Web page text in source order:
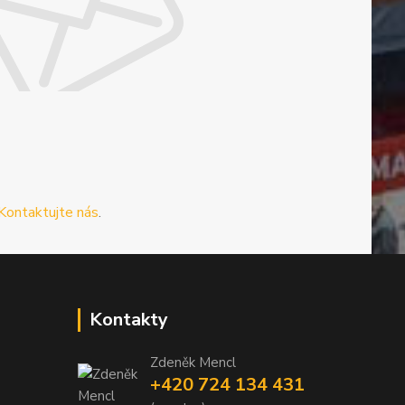
nás.
Kontakty
Zdeněk Mencl
+420 724 134 431